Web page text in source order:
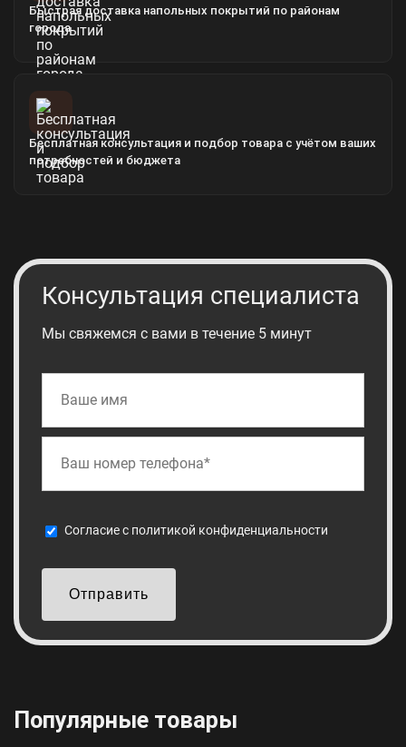
Быстрая доставка напольных покрытий по районам
города
Бесплатная консультация и подбор товара с учётом ваших
потребностей и бюджета
Консультация специалиста
Мы свяжемся с вами в течение 5 минут
Cогласие с политикой конфиденциальности
Отправить
Популярные товары